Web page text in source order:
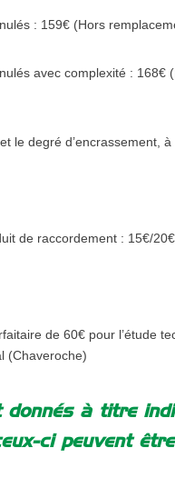
: 159€ (Hors
avec complexité :
le degré d’encrassement,
de raccordement : 15€/20€
de 60€ pour l’étude
(Chaveroche)
donnés à titre
ci peuvent être